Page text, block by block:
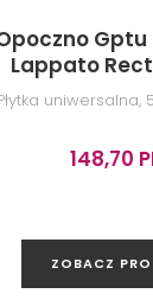
Gptu
Lappato
002-1
uniwersalna,
148,70
ZOBACZ